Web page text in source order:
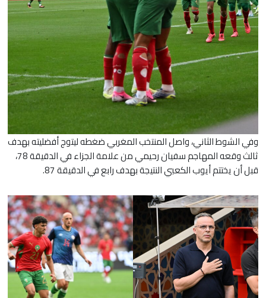
​وفي الشوط الثاني، واصل المنتخب المغربي ضغطه ليتوج أفضليته بهدف
ثالث وقعه المهاجم سفيان رحيمي من علامة الجزاء في الدقيقة 78،
قبل أن يختتم أيوب الكعبي النتيجة بهدف رابع في الدقيقة 87.